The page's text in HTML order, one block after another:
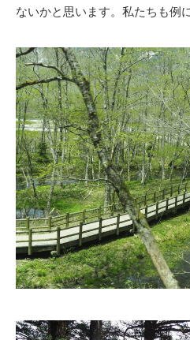
ないかと思います。私たちも例